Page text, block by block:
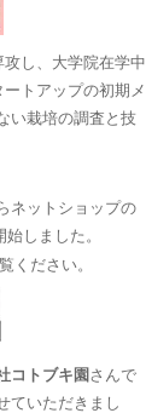
し、大学院在学中
トアップの初期メ
い栽培の調査と技
ネットショップの
しました。
ください。
コトブキ園 さんで
ていただきまし